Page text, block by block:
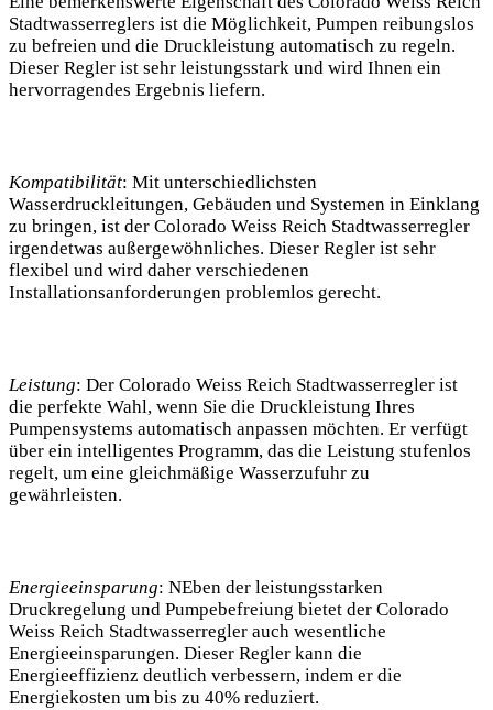
Stadtwasserreglers ist die Möglichkeit, Pumpen reibungslos
zu befreien und die Druckleistung automatisch zu regeln.
Dieser Regler ist sehr leistungsstark und wird Ihnen ein
hervorragendes Ergebnis liefern.
Kompatibilität: Mit unterschiedlichsten
Wasserdruckleitungen, Gebäuden und Systemen in Einklang
zu bringen, ist der Colorado Weiss Reich Stadtwasserregler
irgendetwas außergewöhnliches. Dieser Regler ist sehr
flexibel und wird daher verschiedenen
Installationsanforderungen problemlos gerecht.
Leistung: Der Colorado Weiss Reich Stadtwasserregler ist
die perfekte Wahl, wenn Sie die Druckleistung Ihres
Pumpensystems automatisch anpassen möchten. Er verfügt
über ein intelligentes Programm, das die Leistung stufenlos
regelt, um eine gleichmäßige Wasserzufuhr zu
gewährleisten.
Energieeinsparung: NEben der leistungsstarken
Druckregelung und Pumpebefreiung bietet der Colorado
Weiss Reich Stadtwasserregler auch wesentliche
Energieeinsparungen. Dieser Regler kann die
Energieeffizienz deutlich verbessern, indem er die
Energiekosten um bis zu 40% reduziert.